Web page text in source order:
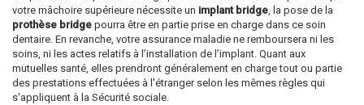
votre mâchoire supérieure nécessite un implant bridge, la pose de la
prothèse bridge pourra être en partie prise en charge dans ce soin
dentaire. En revanche, votre assurance maladie ne remboursera ni les
soins, ni les actes relatifs à l’installation de l’implant. Quant aux
mutuelles santé, elles prendront généralement en charge tout ou partie
des prestations effectuées à l'étranger selon les mêmes règles qui
s'appliquent à la Sécurité sociale.